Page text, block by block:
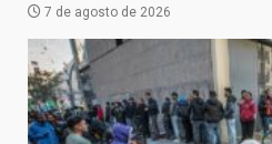
7 de agosto de 2026